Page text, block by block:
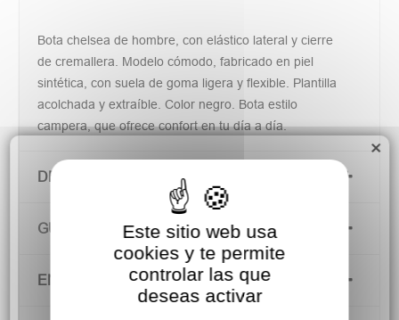
Bota chelsea de hombre, con elástico lateral y cierre
de cremallera. Modelo cómodo, fabricado en piel
sintética, con suela de goma ligera y flexible. Plantilla
acolchada y extraíble. Color negro. Bota estilo
campera, que ofrece confort en tu día a día.
DETALLES DEL PRODUCTO
GUÍA DE TALLAS
ENVÍOS Y DEVOLUCIONES
×
Este sitio web usa
cookies y te permite
controlar las que
deseas activar